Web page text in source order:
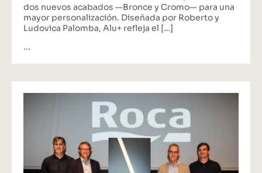
dos nuevos acabados —Bronce y Cromo— para una
mayor personalización. Diseñada por Roberto y
Ludovica Palomba, Alu+ refleja el […]
...